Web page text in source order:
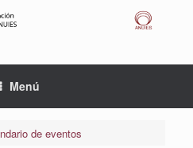
Menú
de eventos